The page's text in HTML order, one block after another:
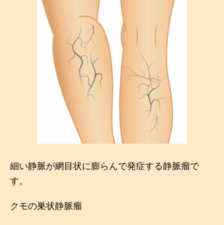
細い静脈が網目状に膨らんで発症する静脈瘤で
す。
クモの巣状静脈瘤